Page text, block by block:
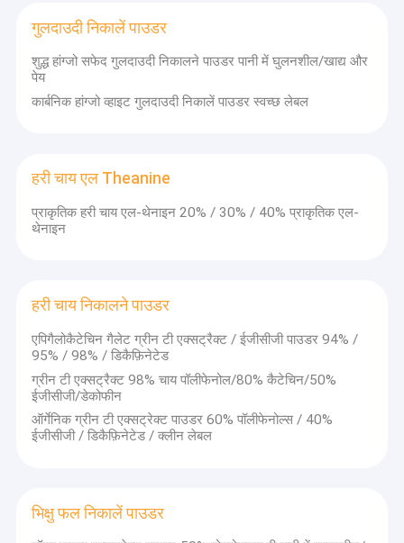
गुलदाउदी निकालें पाउडर
शुद्ध हांग्जो सफेद गुलदाउदी निकालने पाउडर पानी में घुलनशील/खाद्य और
पेय
कार्बनिक हांग्जो व्हाइट गुलदाउदी निकालें पाउडर स्वच्छ लेबल
हरी चाय एल Theanine
प्राकृतिक हरी चाय एल-थेनाइन 20% / 30% / 40% प्राकृतिक एल-
थेनाइन
हरी चाय निकालने पाउडर
एपिगैलोकैटेचिन गैलेट ग्रीन टी एक्सट्रैक्ट / ईजीसीजी पाउडर 94% /
95% / 98% / डिकैफ़िनेटेड
ग्रीन टी एक्सट्रैक्ट 98% चाय पॉलीफेनोल/80% कैटेचिन/50%
ईजीसीजी/डेकोफीन
ऑर्गेनिक ग्रीन टी एक्सट्रेक्ट पाउडर 60% पॉलीफेनोल्स / 40%
ईजीसीजी / डिकैफ़िनेटेड / क्लीन लेबल
भिक्षु फल निकालें पाउडर